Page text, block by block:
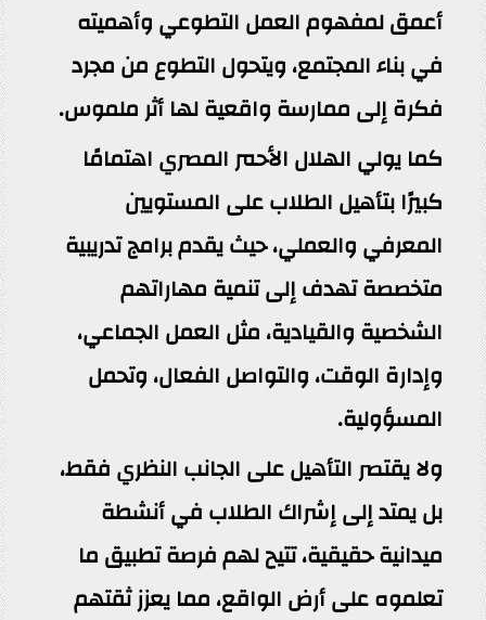
أعمق لمفهوم العمل التطوعي وأهميته
في بناء المجتمع، ويتحول التطوع من مجرد
فكرة إلى ممارسة واقعية لها أثر ملموس.
كما يولي الهلال الأحمر المصري اهتمامًا
كبيرًا بتأهيل الطلاب على المستويين
المعرفي والعملي، حيث يقدم برامج تدريبية
متخصصة تهدف إلى تنمية مهاراتهم
الشخصية والقيادية، مثل العمل الجماعي،
وإدارة الوقت، والتواصل الفعال، وتحمل
المسؤولية.
ولا يقتصر التأهيل على الجانب النظري فقط،
بل يمتد إلى إشراك الطلاب في أنشطة
ميدانية حقيقية، تتيح لهم فرصة تطبيق ما
تعلموه على أرض الواقع، مما يعزز ثقتهم